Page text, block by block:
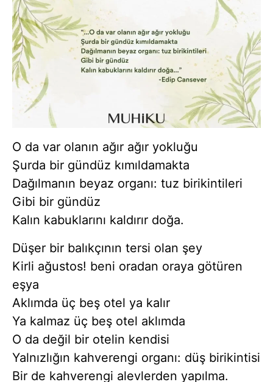
O da var olanın ağır ağır yokluğu
Şurda bir gündüz kımıldamakta
Dağılmanın beyaz organı: tuz birikintileri
Gibi bir gündüz
Kalın kabuklarını kaldırır doğa.
Düşer bir balıkçının tersi olan şey
Kirli ağustos! beni oradan oraya götüren
eşya
Aklımda üç beş otel ya kalır
Ya kalmaz üç beş otel aklımda
O da değil bir otelin kendisi
Yalnızlığın kahverengi organı: düş birikintisi
Bir de kahverengi alevlerden yapılma.